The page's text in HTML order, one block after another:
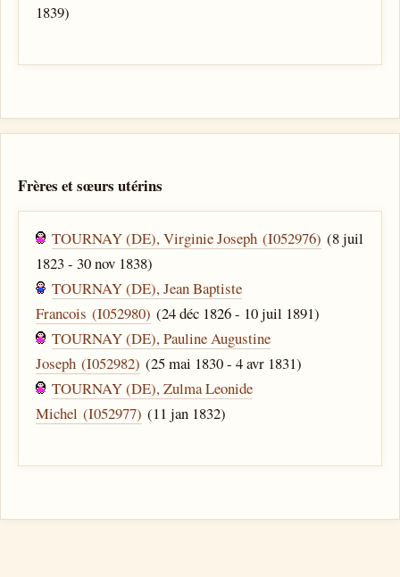
1839)
Frères et sœurs utérins
TOURNAY (DE), Virginie Joseph (I052976) (8 juil
1823 - 30 nov 1838)
TOURNAY (DE), Jean Baptiste
Francois (I052980) (24 déc 1826 - 10 juil 1891)
TOURNAY (DE), Pauline Augustine
Joseph (I052982) (25 mai 1830 - 4 avr 1831)
TOURNAY (DE), Zulma Leonide
Michel (I052977) (11 jan 1832)